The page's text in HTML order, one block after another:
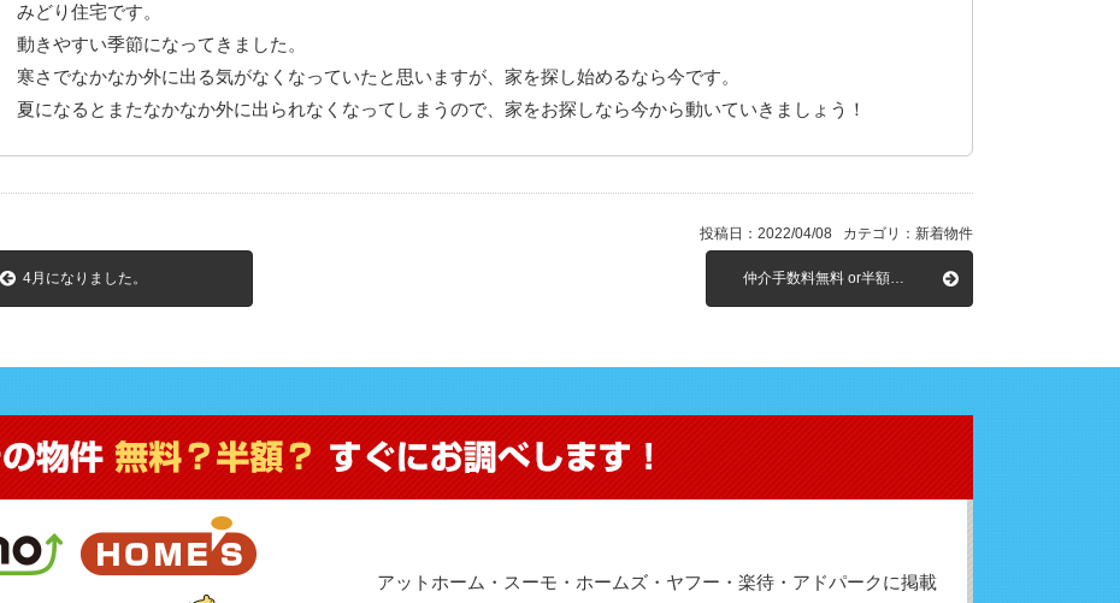
みどり住宅です。
動きやすい季節になってきました。
寒さでなかなか外に出る気がなくなっていたと思いますが、家を探し始めるなら今です。
夏になるとまたなかなか外に出られなくなってしまうので、家をお探しなら今から動いていきましょう！
投稿日：2022/04/08 カテゴリ：新着物件
4月になりました。 仲介手数料無料 or半額…
アットホーム・スーモ・ホームズ・ヤフー・楽待・アドパークに掲載